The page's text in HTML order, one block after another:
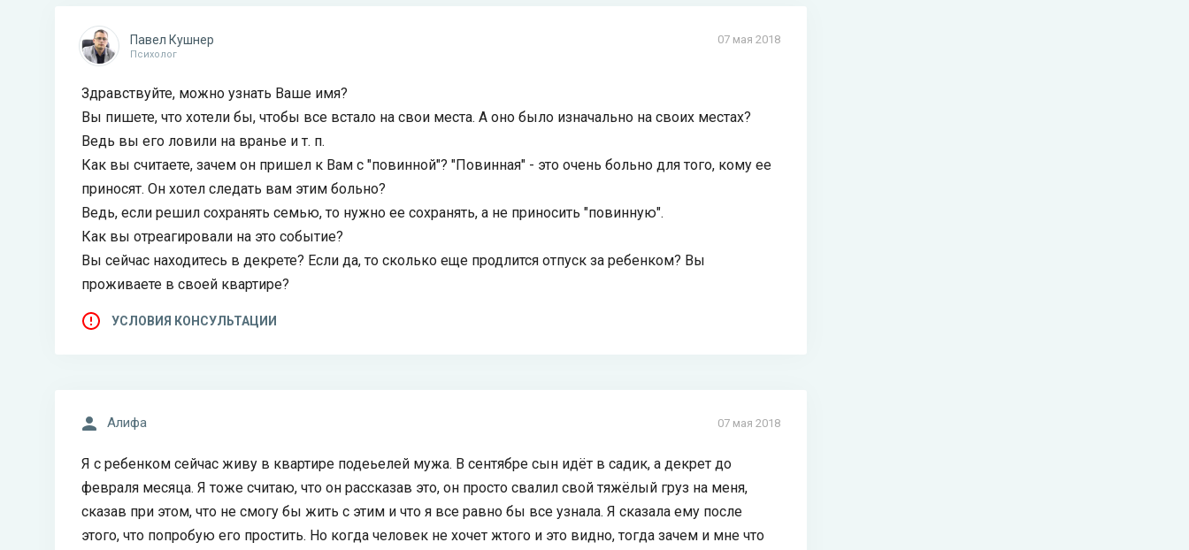
07 мая 2018
Павел Кушнер
Психолог
Здравствуйте, можно узнать Ваше имя?
Вы пишете, что хотели бы, чтобы все встало на свои места. А оно было изначально на своих местах?
Ведь вы его ловили на вранье и т. п.
Как вы считаете, зачем он пришел к Вам с "повинной"? "Повинная" - это очень больно для того, кому ее
приносят. Он хотел следать вам этим больно?
Ведь, если решил сохранять семью, то нужно ее сохранять, а не приносить "повинную".
Как вы отреагировали на это событие?
Вы сейчас находитесь в декрете? Если да, то сколько еще продлится отпуск за ребенком? Вы
проживаете в своей квартире?
УСЛОВИЯ КОНСУЛЬТАЦИИ
07 мая 2018
Алифа
Я с ребенком сейчас живу в квартире подеьелей мужа. В сентябре сын идёт в садик, а декрет до
февраля месяца. Я тоже считаю, что он рассказав это, он просто свалил свой тяжёлый груз на меня,
сказав при этом, что не смогу бы жить с этим и что я все равно бы все узнала. Я сказала ему после
этого, что попробую его простить. Но когда человек не хочет жтого и это видно, тогда зачем и мне что